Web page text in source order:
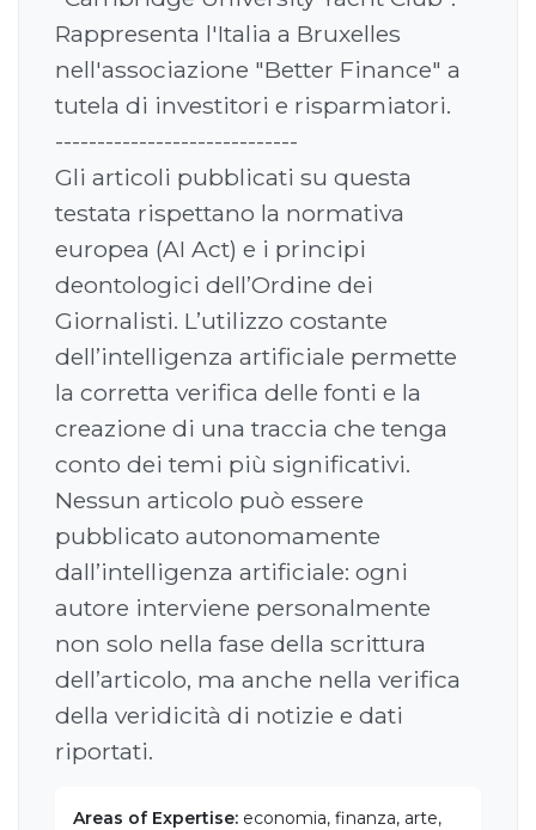
Rappresenta l'Italia a Bruxelles
nell'associazione "Better Finance" a
tutela di investitori e risparmiatori.
-----------------------------
Gli articoli pubblicati su questa
testata rispettano la normativa
europea (AI Act) e i principi
deontologici dell’Ordine dei
Giornalisti. L’utilizzo costante
dell’intelligenza artificiale permette
la corretta verifica delle fonti e la
creazione di una traccia che tenga
conto dei temi più significativi.
Nessun articolo può essere
pubblicato autonomamente
dall’intelligenza artificiale: ogni
autore interviene personalmente
non solo nella fase della scrittura
dell’articolo, ma anche nella verifica
della veridicità di notizie e dati
riportati.
Areas of Expertise: economia, finanza, arte,